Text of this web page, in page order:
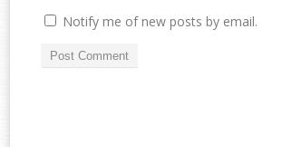
Notify me of new posts by email.